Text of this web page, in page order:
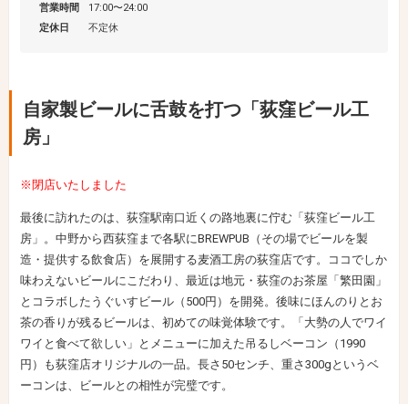
営業時間
17:00〜24:00
定休日
不定休
自家製ビールに舌鼓を打つ「荻窪ビール工
房」
※閉店いたしました
最後に訪れたのは、荻窪駅南口近くの路地裏に佇む「荻窪ビール工
房」。中野から西荻窪まで各駅にBREWPUB（その場でビールを製
造・提供する飲食店）を展開する麦酒工房の荻窪店です。ココでしか
味わえないビールにこだわり、最近は地元・荻窪のお茶屋「繁田園」
とコラボしたうぐいすビール（500円）を開発。後味にほんのりとお
茶の香りが残るビールは、初めての味覚体験です。「大勢の人でワイ
ワイと食べて欲しい」とメニューに加えた吊るしベーコン（1990
円）も荻窪店オリジナルの一品。長さ50センチ、重さ300gというベ
ーコンは、ビールとの相性が完璧です。